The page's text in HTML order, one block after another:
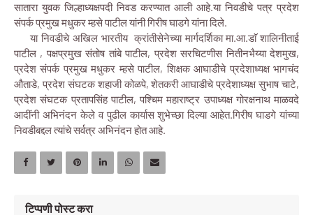
सातारा युवक जिल्हाध्यक्षपदी निवड करण्यात आली आहे.या निवडीचे पत्र प्रदेश
संपर्क प्रमुख मधुकर म्हसे पाटील यांनी गिरीष घाडगे यांना दिले.
या निवडीचे अखिल भारतीय क्रांतीसेनेच्या मार्गदर्शिका मा.आ.डाॅ शालिनीताई
पाटील , पक्षप्रमुख संतोष तांबे पाटील, प्रदेश सरचिटणीस नितीनभैय्या देशमुख,
प्रदेश संपर्क प्रमुख मधुकर म्हसे पाटील, शिक्षक आघाडीचे प्रदेशाध्यक्ष भागचंद
औताडे, प्रदेश संघटक शहाजी कोळपे, शेतकरी आघाडीचे प्रदेशाध्यक्ष सुभाष चाटे,
प्रदेश संघटक प्रतापसिंह पाटील, पश्चिम महाराष्ट्र उपाध्यक्ष गोरक्षनाथ माळवदे
आदींनी अभिनंदन केले व पुढील कार्यास शुभेच्छा दिल्या आहेत.गिरीष घाडगे यांच्या
निवडीबद्दल त्यांचे सर्वत्र अभिनंदन होत आहे.
टिप्पणी पोस्ट करा